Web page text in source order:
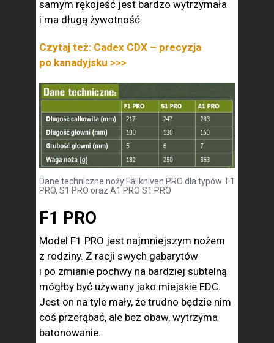
samym rękojeść jest bardzo wytrzymała
i ma długą żywotność.
Czytaj też: Cadex CDX – precyzja
po kanadyjsku >>>
Dane techniczne noży Fällkniven PRO dla typów: F1
PRO, S1 PRO oraz A1 PRO S1 PRO
F1 PRO
Model F1 PRO jest najmniejszym nożem
z rodziny. Z racji swych gabarytów
i po zmianie pochwy na bardziej subtelną
mógłby być używany jako miejskie EDC.
Jest on na tyle mały, że trudno będzie nim
coś przerąbać, ale bez obaw, wytrzyma
batonowanie.